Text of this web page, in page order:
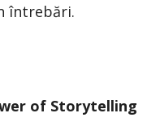
întrebări.
of Storytelling